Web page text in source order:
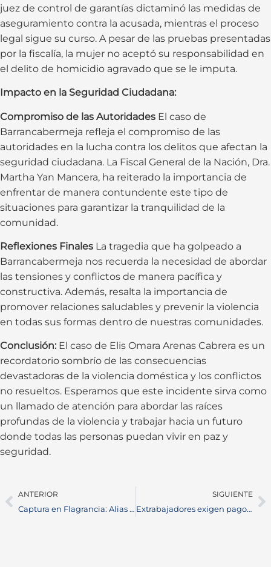
juez de control de garantías dictaminó las medidas de
aseguramiento contra la acusada, mientras el proceso
legal sigue su curso. A pesar de las pruebas presentadas
por la fiscalía, la mujer no aceptó su responsabilidad en
el delito de homicidio agravado que se le imputa.
Impacto en la Seguridad Ciudadana:
Compromiso de las Autoridades El caso de
Barrancabermeja refleja el compromiso de las
autoridades en la lucha contra los delitos que afectan la
seguridad ciudadana. La Fiscal General de la Nación, Dra.
Martha Yan Mancera, ha reiterado la importancia de
enfrentar de manera contundente este tipo de
situaciones para garantizar la tranquilidad de la
comunidad.
Reflexiones Finales La tragedia que ha golpeado a
Barrancabermeja nos recuerda la necesidad de abordar
las tensiones y conflictos de manera pacífica y
constructiva. Además, resalta la importancia de
promover relaciones saludables y prevenir la violencia
en todas sus formas dentro de nuestras comunidades.
Conclusión: El caso de Elis Omara Arenas Cabrera es un
recordatorio sombrío de las consecuencias
devastadoras de la violencia doméstica y los conflictos
no resueltos. Esperamos que este incidente sirva como
un llamado de atención para abordar las raíces
profundas de la violencia y trabajar hacia un futuro
donde todas las personas puedan vivir en paz y
seguridad.
ANTERIOR
Captura en Flagrancia: Alias Jonathan Detenido por Homicidio en Puerto Boyacá
SIGUIENTE
Extrabajadores exigen pago de salarios y seguridad en el Colegio Técnico Superior de Comercio